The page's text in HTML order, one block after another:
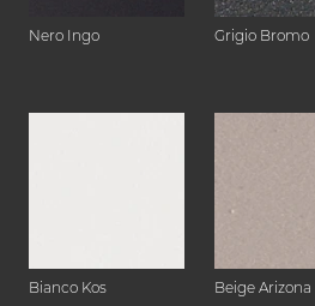
Nero Ingo Grigio Bromo
Bianco Kos Beige Arizona